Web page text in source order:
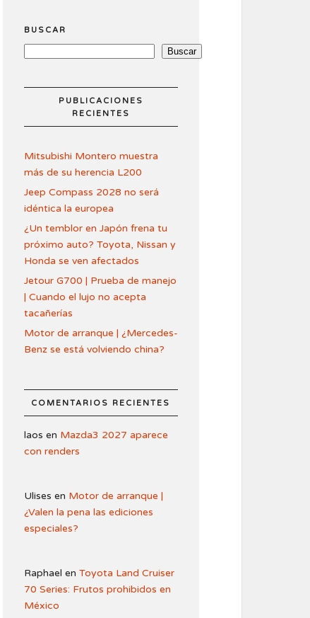
BUSCAR
Buscar
PUBLICACIONES
RECIENTES
Mitsubishi Montero muestra
más de su herencia L200
Jeep Compass 2028 no será
idéntica la europea
¿Un temblor en Japón frena tu
próximo auto? Toyota, Nissan y
Honda se ven afectados
Jetour G700 | Prueba de manejo
| Cuando el lujo no acepta
tacañerías
Motor de arranque | ¿Mercedes-
Benz se está volviendo china?
COMENTARIOS RECIENTES
laos en Mazda3 2027 aparece
con renders
Ulises en Motor de arranque |
¿Valen la pena las ediciones
especiales?
Raphael en Toyota Land Cruiser
70 Series: Frutos prohibidos en
México